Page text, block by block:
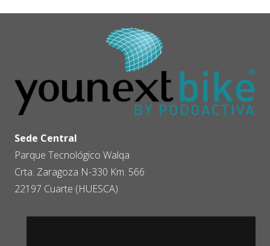
Sede Central
Parque Tecnológico Walqa
Crta. Zaragoza N-330 Km. 566
22197 Cuarte (HUESCA)